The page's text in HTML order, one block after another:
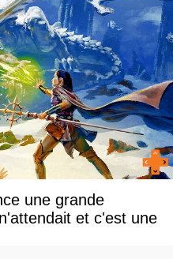
une grande
et c'est une